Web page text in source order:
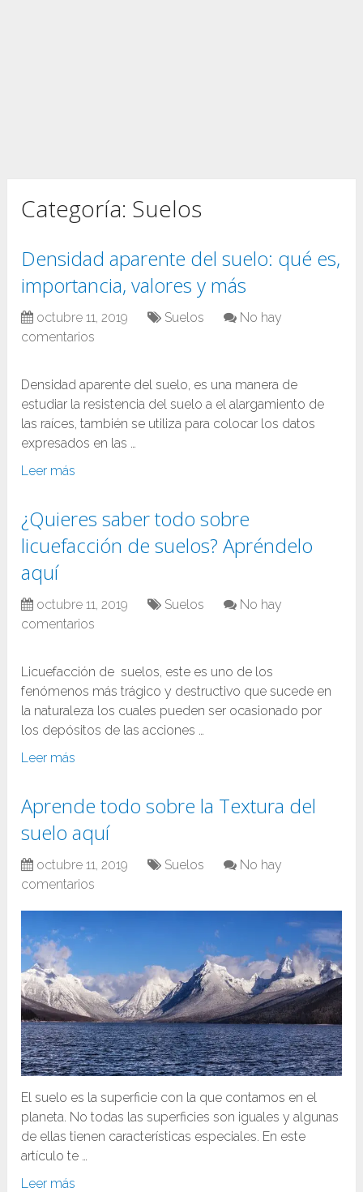
Categoría: Suelos
Densidad aparente del suelo: qué es,
importancia, valores y más
octubre 11, 2019 Suelos
No hay
comentarios
Densidad aparente del suelo, es una manera de
estudiar la resistencia del suelo a el alargamiento de
las raíces, también se utiliza para colocar los datos
expresados en las …
Leer más
¿Quieres saber todo sobre
licuefacción de suelos? Apréndelo
aquí
octubre 11, 2019 Suelos
No hay
comentarios
Licuefacción de suelos, este es uno de los
fenómenos más trágico y destructivo que sucede en
la naturaleza los cuales pueden ser ocasionado por
los depósitos de las acciones …
Leer más
Aprende todo sobre la Textura del
suelo aquí
octubre 11, 2019 Suelos
No hay
comentarios
El suelo es la superficie con la que contamos en el
planeta. No todas las superficies son iguales y algunas
de ellas tienen características especiales. En este
artículo te …
Leer más